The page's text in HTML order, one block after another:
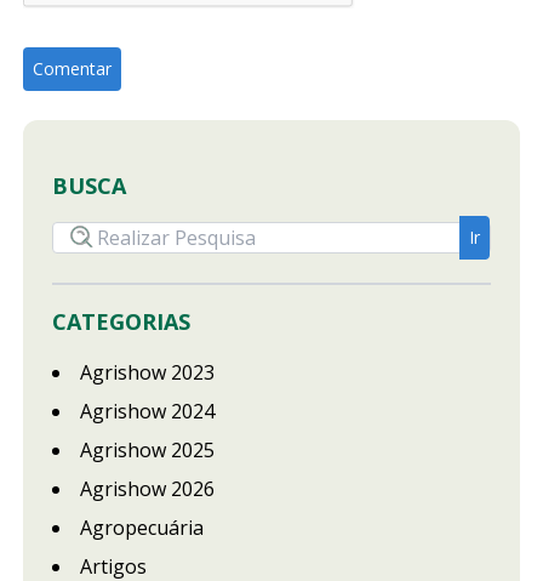
BUSCA
CATEGORIAS
Agrishow 2023
Agrishow 2024
Agrishow 2025
Agrishow 2026
Agropecuária
Artigos